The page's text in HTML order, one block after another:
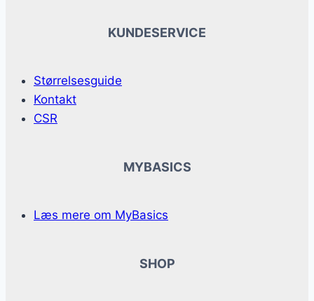
KUNDESERVICE
Størrelsesguide
Kontakt
CSR
MYBASICS
Læs mere om MyBasics
SHOP